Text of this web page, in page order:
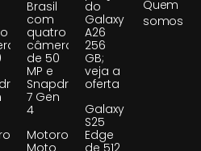
Brasil
com
quatro
câmeras
de 50
MP e
Snapdragon
7 Gen
4
Motorola
Moto
do
Galaxy
A26
256
GB;
veja a
oferta
Galaxy
S25
Edge
de 512
Quem
somos